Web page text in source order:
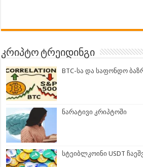
კრიპტო ტრეიდინგი
BTC-სა და საფონდო
ნარატივი კრიპტოში
სტეიბლკოინი USDT